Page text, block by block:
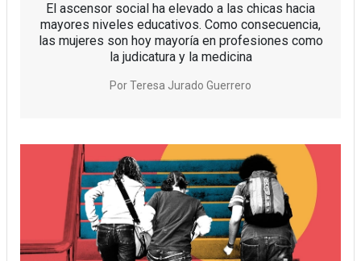
El ascensor social ha elevado a las chicas hacia
mayores niveles educativos. Como consecuencia,
las mujeres son hoy mayoría en profesiones como
la judicatura y la medicina
PorTeresa Jurado Guerrero